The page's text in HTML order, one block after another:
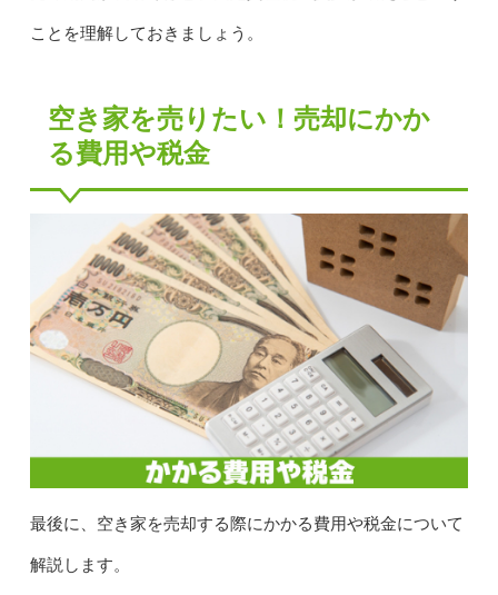
ことを理解しておきましょう。
空き家を売りたい！売却にかか
る費用や税金
最後に、空き家を売却する際にかかる費用や税金について
解説します。